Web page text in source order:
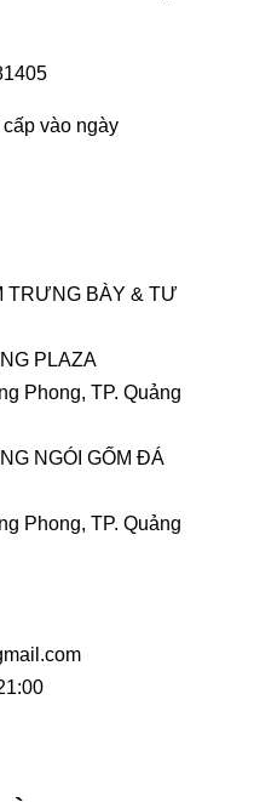
vào ngày
TRƯNG BÀY & TƯ
PLAZA
Phong, TP. Quảng
NGÓI GỐM ĐÁ
Phong, TP. Quảng